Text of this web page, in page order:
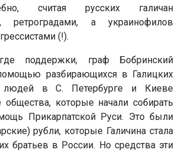
считая русских галичан
ретроградами, а украинофилов
(!).
поддержки, граф Бобринский
разбирающихся в Галицких
людей в С. Петербурге и Киеве
общества, которые начали собирать
Прикарпатской Руси. Это были
рубли, которые Галичина стала
братьев в России. Но средства эти